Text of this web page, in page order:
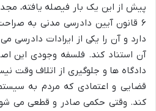
۶ قانون آیین دادرسی مدنی به
دارد و آن را یکی از ایرادات دادرسی
آن استناد کند. فلسفه وجودی این
دادگاه ها و جلوگیری از اتلاف وقت
قضایی و اعتمادی که مردم به
کند. وقتی حکمی صادر و قطعی می